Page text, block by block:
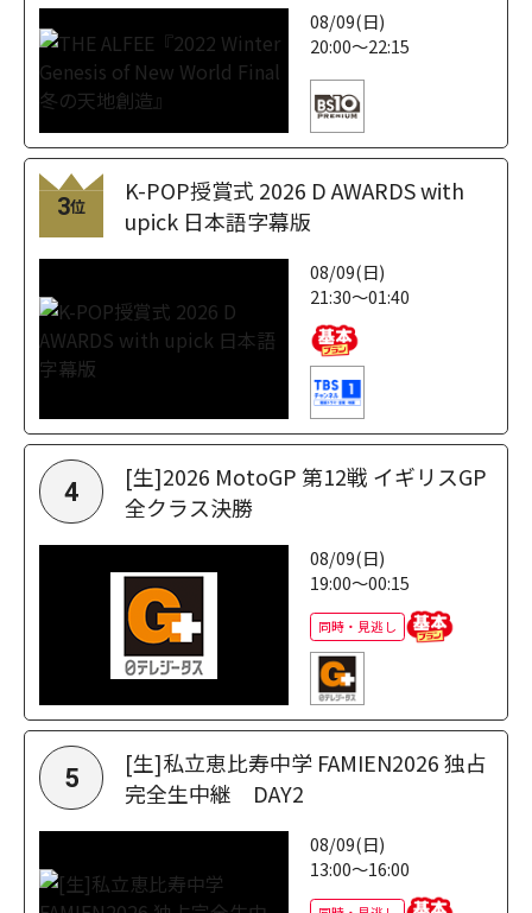
08/09(日)
20:00～22:15
3位
K-POP授賞式 2026 D AWARDS with
upick 日本語字幕版
08/09(日)
21:30～01:40
4
[生]2026 MotoGP 第12戦 イギリスGP
全クラス決勝
08/09(日)
19:00～00:15
同時・見逃し
5
[生]私立恵比寿中学 FAMIEN2026 独占
完全生中継 DAY2
08/09(日)
13:00～16:00